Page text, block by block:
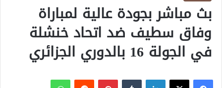
بث مباشر بجودة عالية لمباراة
وفاق سطيف ضد اتحاد خنشلة
في الجولة 16 بالدوري الجزائري
فيسبوك
‫X لينكدإن بينتيريست واتساب